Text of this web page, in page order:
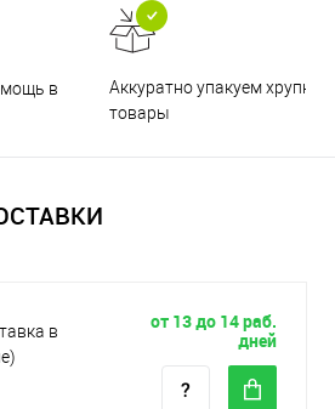
в
Аккуратно упакуем хрупкие
товары
в
от 13 до 14 раб.
дней